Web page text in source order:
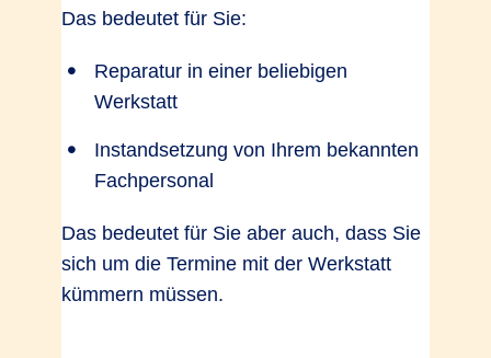
Ja, bei
Partner­werk­
Ja, bei
Partner­werk­
Mobilitätspauschale bei Entwendung
bis 500 EUR
Das bedeutet für Sie:
Reparatur in einer beliebigen
Werkstatt
Instandsetzung von Ihrem bekannten
Fachpersonal
Das bedeutet für Sie aber auch, dass Sie
sich um die Termine mit der Werkstatt
kümmern müssen.